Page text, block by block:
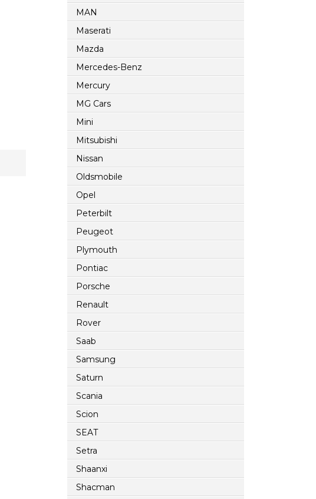
MAN
Maserati
Mazda
Mercedes-Benz
Mercury
MG Cars
Mini
Mitsubishi
Nissan
Oldsmobile
Opel
Peterbilt
Peugeot
Plymouth
Pontiac
Porsche
Renault
Rover
Saab
Samsung
Saturn
Scania
Scion
SEAT
Setra
Shaanxi
Shacman